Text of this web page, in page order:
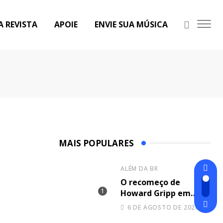
REVISTA APOIE ENVIE SUA MÚSICA
MAIS POPULARES
ALÉM DA BR
O recomeço de
Howard Gripp em
ondas musicais;
escute “Welcome To
6 DE AGOSTO DE 2026